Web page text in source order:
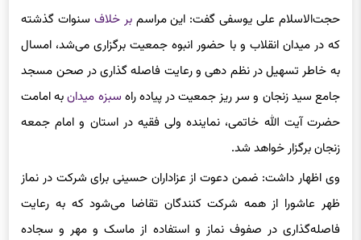
حجت‌الاسلام علی یوسفی گفت: این مراسمبر خلاف سنوات گذشته
که در میدان انقلاب و با حضور انبوه جمعیت برگزاری می‌شد، امسال
به خاطر تسهیل در نظم دهی و رعایت فاصله گذاری در صحن مسجد
جامع سید زنجان و سر ریز جمعیت در پیاده راه سبزه میدانبه امامت
حضرت آیت الله خاتمی، نماینده ولی فقیه در استان و امام جمعه
زنجان برگزار خواهد شد.
وی اظهار داشت: ضمن دعوت از عزاداران حسینی برای شرکت در نماز
ظهر عاشورا از همه شرکت کنندگان تقاضا می‌شود که به رعایت
فاصله‌گذاری در صفوف نماز و استفاده از ماسک و مهر و سجاده